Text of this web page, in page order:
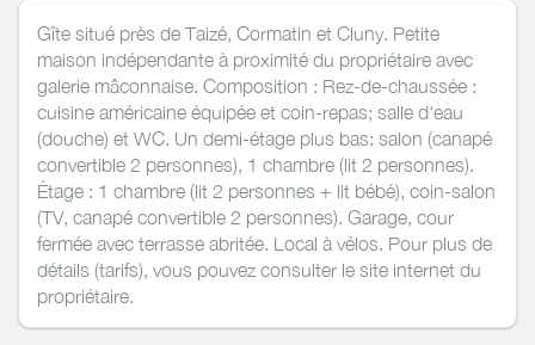
Gîte situé près de Taizé, Cormatin et Cluny. Petite
maison indépendante à proximité du propriétaire avec
galerie mâconnaise. Composition : Rez-de-chaussée :
cuisine américaine équipée et coin-repas; salle d'eau
(douche) et WC. Un demi-étage plus bas: salon (canapé
convertible 2 personnes), 1 chambre (lit 2 personnes).
Étage : 1 chambre (lit 2 personnes + lit bébé), coin-salon
(TV, canapé convertible 2 personnes). Garage, cour
fermée avec terrasse abritée. Local à vélos. Pour plus de
détails (tarifs), vous pouvez consulter le site internet du
propriétaire.